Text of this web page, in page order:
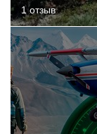
1 отзыв